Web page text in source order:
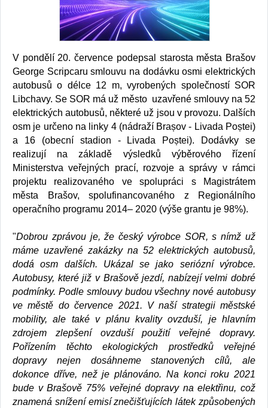
V pondělí 20. července podepsal starosta města Brašov
George Scripcaru smlouvu na dodávku osmi elektrických
autobusů o délce 12 m, vyrobených společností SOR
Libchavy. Se SOR má už město uzavřené smlouvy na 52
elektrických autobusů, některé už jsou v provozu. Dalších
osm je určeno na linky 4 (nádraží Brașov - Livada Poștei)
a 16 (obecní stadion - Livada Poștei). Dodávky se
realizují na základě výsledků výběrového řízení
Ministerstva veřejných prací, rozvoje a správy v rámci
projektu realizovaného ve spolupráci s Magistrátem
města Brašov, spolufinancovaného z Regionálního
operačního programu 2014– 2020 (výše grantu je 98%).
"Dobrou zprávou je, že český výrobce SOR, s nímž už
máme uzavřené zakázky na 52 elektrických autobusů,
dodá osm dalších. Ukázal se jako seriózní výrobce.
Autobusy, které již v Brašově jezdí, nabízejí velmi dobré
podmínky. Podle smlouvy budou všechny nové autobusy
ve městě do července 2021. V naší strategii městské
mobility, ale také v plánu kvality ovzduší, je hlavním
zdrojem zlepšení ovzduší použití veřejné dopravy.
Pořízením těchto ekologických prostředků veřejné
dopravy nejen dosáhneme stanovených cílů, ale
dokonce dříve, než je plánováno. Na konci roku 2021
bude v Brašově 75% veřejné dopravy na elektřinu, což
znamená snížení emisí znečišťujících látek způsobených